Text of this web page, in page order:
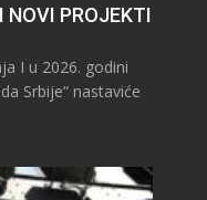
NOVI PROJEKTI
I u 2026. godini
Srbije“ nastaviće